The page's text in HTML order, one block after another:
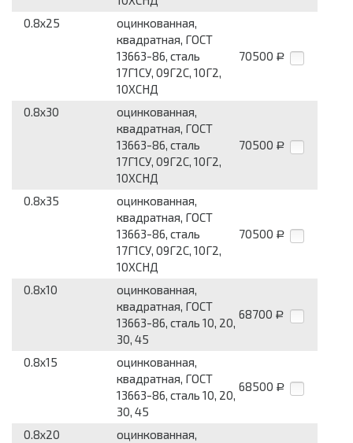
0.8x25
оцинкованная,
квадратная, ГОСТ
13663-86, сталь
17Г1СУ, 09Г2С, 10Г2,
10ХСНД
70500 Р
0.8x30
оцинкованная,
квадратная, ГОСТ
13663-86, сталь
17Г1СУ, 09Г2С, 10Г2,
10ХСНД
70500 Р
0.8x35
оцинкованная,
квадратная, ГОСТ
13663-86, сталь
17Г1СУ, 09Г2С, 10Г2,
10ХСНД
70500 Р
0.8x10
оцинкованная,
квадратная, ГОСТ
13663-86, сталь 10, 20,
30, 45
68700 Р
0.8x15
оцинкованная,
квадратная, ГОСТ
13663-86, сталь 10, 20,
30, 45
68500 Р
0.8x20
оцинкованная,